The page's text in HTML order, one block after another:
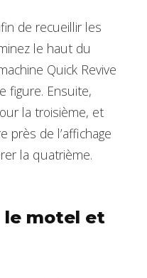
de recueillir les
le haut du
Quick Revive
figure. Ensuite,
la troisième, et
près de l’affichage
la quatrième.
le motel et